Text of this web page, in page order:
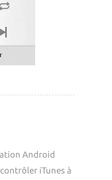
Android
iTunes à